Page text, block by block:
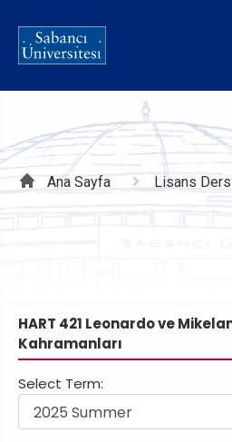
Sayfa
Ana Sayfa Lisans
HART 421 Leonardo ve
Kahramanları
Select Term: